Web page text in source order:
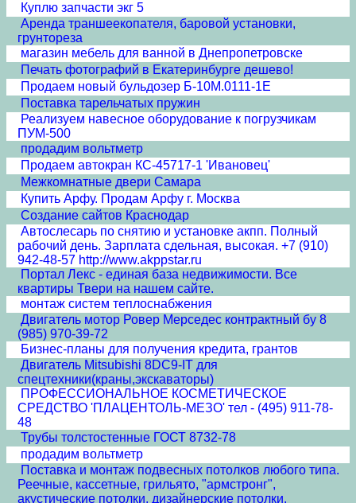
Куплю запчасти экг 5
Аренда траншеекопателя, баровой установки,
грунтореза
магазин мебель для ванной в Днепропетровске
Печать фотографий в Екатеринбурге дешево!
Продаем новый бульдозер Б-10М.0111-1Е
Поставка тарельчатых пружин
Реализуем навесное оборудование к погрузчикам
ПУМ-500
продадим вольтметр
Продаем автокран КС-45717-1 'Ивановец'
Межкомнатные двери Cамара
Купить Арфу. Продам Арфу г. Москва
Создание сайтов Краснодар
Автослесарь по снятию и установке акпп. Полный
рабочий день. Зарплата сдельная, высокая. +7 (910)
942-48-57 http://www.akppstar.ru
Портал Лекс - единая база недвижимости. Все
квартиры Твери на нашем сайте.
монтаж систем теплоснабжения
Двигатель мотор Ровер Мерседес контрактный бу 8
(985) 970-39-72
Бизнес-планы для получения кредита, грантов
Двигатель Mitsubishi 8DC9-IT для
спецтехники(краны,экскаваторы)
ПРОФЕССИОНАЛЬНОЕ КОСМЕТИЧЕСКОЕ
СРЕДСТВО 'ПЛАЦЕНТОЛЬ-МЕЗО' тел - (495) 911-78-
48
Трубы толстостенные ГОСТ 8732-78
продадим вольтметр
Поставка и монтаж подвесных потолков любого типа.
Реечные, кассетные, грильято, "армстронг",
акустические потолки, дизайнерские потолки.